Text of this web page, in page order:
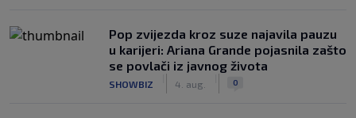
Pop zvijezda kroz suze najavila pauzu
u karijeri: Ariana Grande pojasnila zašto
se povlači iz javnog života
SHOWBIZ 4. aug. 0